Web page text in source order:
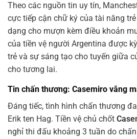
Theo các nguồn tin uy tín,
cực tiếp cận chữ ký của tài năng trẻ
dạng cho mượn kèm điều khoản
của tiền vệ người Argentina được
trẻ và sự sáng tạo cho tuyến giữa
cho tương lai.
Tin chấn thương: Casemiro vắng
Đáng tiếc, tình hình chấn thương
Erik ten Hag. Tiền vệ chủ chốt
nghỉ thi đấu khoảng 3 tuần do